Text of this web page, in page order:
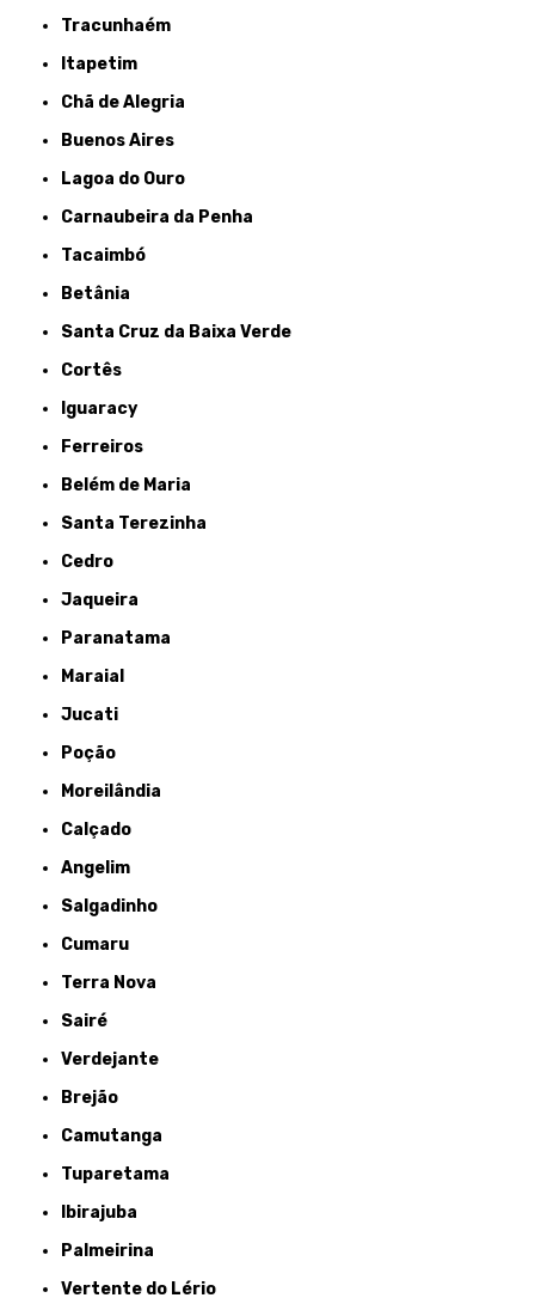
Tracunhaém
Itapetim
Chã de Alegria
Buenos Aires
Lagoa do Ouro
Carnaubeira da Penha
Tacaimbó
Betânia
Santa Cruz da Baixa Verde
Cortês
Iguaracy
Ferreiros
Belém de Maria
Santa Terezinha
Cedro
Jaqueira
Paranatama
Maraial
Jucati
Poção
Moreilândia
Calçado
Angelim
Salgadinho
Cumaru
Terra Nova
Sairé
Verdejante
Brejão
Camutanga
Tuparetama
Ibirajuba
Palmeirina
Vertente do Lério